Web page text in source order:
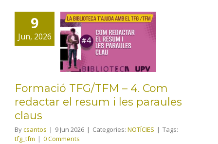
9
Jun, 2026
TFG/TFM –
4. Com
redactar el
resum i les
paraules
claus
Formació TFG/TFM – 4. Com
redactar el resum i les paraules
claus
Bycsantos | 9 Jun 2026 | Categories: NOTÍCIES | Tags:
tfg_tfm | 0 Comments